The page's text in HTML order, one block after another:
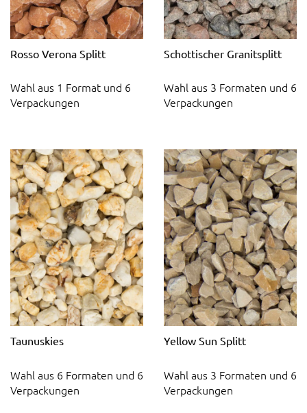
Rosso Verona Splitt
Wahl aus 1 Format und 6
Verpackungen
Schottischer Granitsplitt
Wahl aus 3 Formaten und 6
Verpackungen
Taunuskies
Wahl aus 6 Formaten und 6
Verpackungen
Yellow Sun Splitt
Wahl aus 3 Formaten und 6
Verpackungen